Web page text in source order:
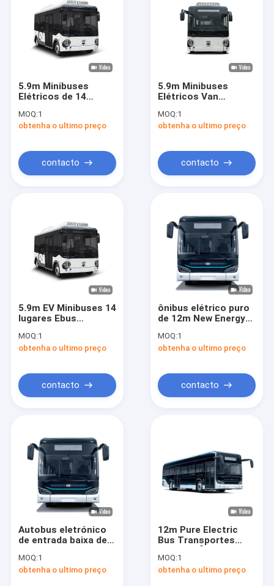
Produtos
Sobre nós
Visita à fábrica
5.9m Minibuses
Elétricos de 14
Entry com
transmissão
MOQ:1
obtenha o ultimo preço
contacto
5.9m Minibuses
Elétricos Van
lugares Ônibus de
passageiros para
MOQ:1
obtenha o ultimo preço
contacto
5.9m EV Minibuses 14
lugares Ebus
Van elétrico
MOQ:1
obtenha o ultimo preço
contacto
ônibus elétrico puro
de 12m New Energy
350.07kwh da
suspensão do ar
MOQ:1
obtenha o ultimo preço
contacto
Autobus eletrónico
de entrada baixa de
lugares para
transportes urbanos
MOQ:1
obtenha o ultimo preço
12m Pure Electric
Bus Transportes
urbano 650Km
Kilometragem
MOQ:1
obtenha o ultimo preço